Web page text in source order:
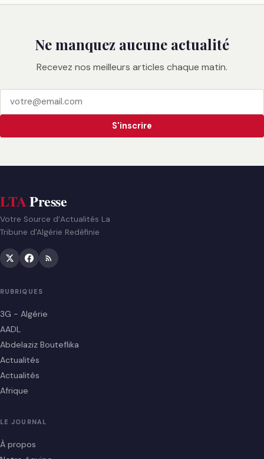
Ne manquez aucune actualité
Recevez nos meilleurs articles chaque matin.
S'inscrire
LTAPresse
Votre Source d’Actualités La
Tribune d'Algérie Redéfinie
RUBRIQUES
3G - Algérie
AADL
Abdelaziz Bouteflika
Actualités
Actualités
Afrique
LE JOURNAL
À propos